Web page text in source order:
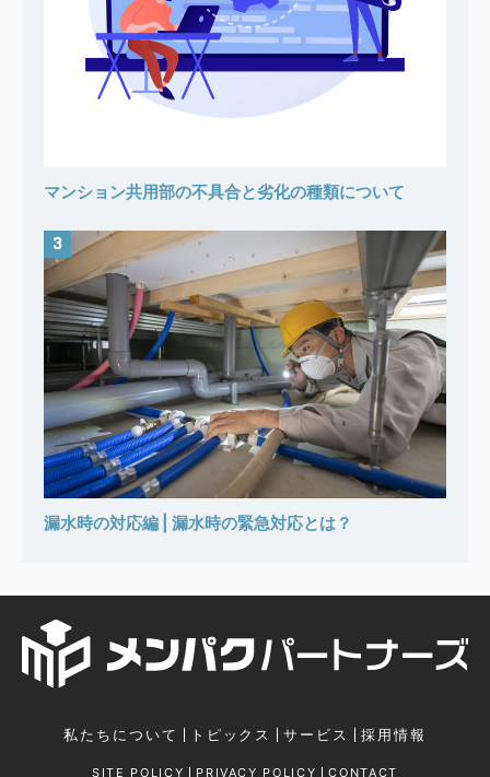
マンション共用部の不具合と劣化の種類について
漏水時の対応編 | 漏水時の緊急対応とは？
私たちについて トピックス サービス 採用情報
SITE POLICY PRIVACY POLICY CONTACT